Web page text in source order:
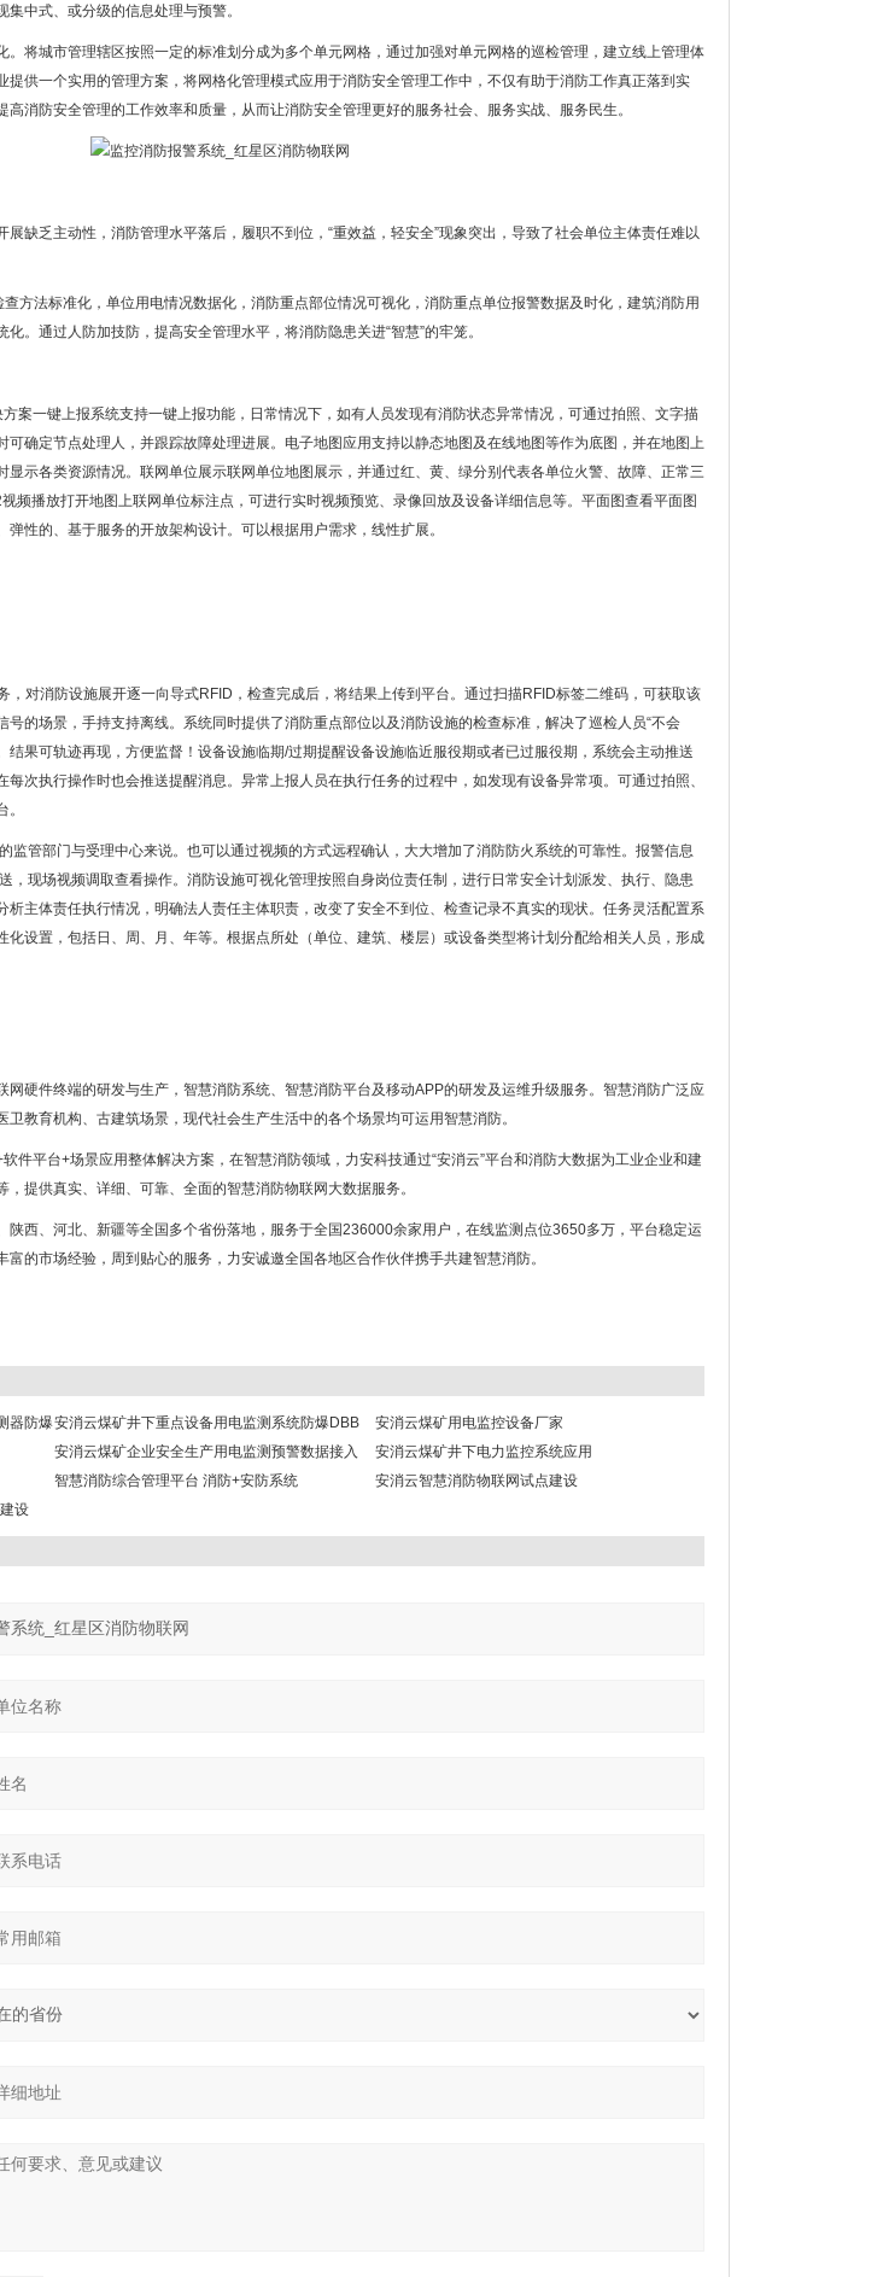
中式、或分级的信息处理与预警。
。将城市管理辖区按照一定的标准划分成为多个单元网格，通过加强对单元网格的巡检管理，建立线上管理体
提供一个实用的管理方案，将网格化管理模式应用于消防安全管理工作中，不仅有助于消防工作真正落到实
消防安全管理的工作效率和质量，从而让消防安全管理更好的服务社会、服务实战、服务民生。
展缺乏主动性，消防管理水平落后，履职不到位，“重效益，轻安全”现象突出，导致了社会单位主体责任难以
方法标准化，单位用电情况数据化，消防重点部位情况可视化，消防重点单位报警数据及时化，建筑消防用
。通过人防加技防，提高安全管理水平，将消防隐患关进“智慧”的牢笼。
方案一键上报系统支持一键上报功能，日常情况下，如有人员发现有消防状态异常情况，可通过拍照、文字描
可确定节点处理人，并跟踪故障处理进展。电子地图应用支持以静态地图及在线地图等作为底图，并在地图上
显示各类资源情况。联网单位展示联网单位地图展示，并通过红、黄、绿分别代表各单位火警、故障、正常三
频播放打开地图上联网单位标注点，可进行实时视频预览、录像回放及设备详细信息等。平面图查看平面图
性的、基于服务的开放架构设计。可以根据用户需求，线性扩展。
，对消防设施展开逐一向导式RFID，检查完成后，将结果上传到平台。通过扫描RFID标签二维码，可获取该
号的场景，手持支持离线。系统同时提供了消防重点部位以及消防设施的检查标准，解决了巡检人员“不会
结果可轨迹再现，方便监督！设备设施临期/过期提醒设备设施临近服役期或者已过服役期，系统会主动推送
次执行操作时也会推送提醒消息。异常上报人员在执行任务的过程中，如发现有设备异常项。可通过拍照、
监管部门与受理中心来说。也可以通过视频的方式远程确认，大大增加了消防防火系统的可靠性。报警信息
，现场视频调取查看操作。消防设施可视化管理按照自身岗位责任制，进行日常安全计划派发、执行、隐患
析主体责任执行情况，明确法人责任主体职责，改变了安全不到位、检查记录不真实的现状。任务灵活配置系
化设置，包括日、周、月、年等。根据点所处（单位、建筑、楼层）或设备类型将计划分配给相关人员，形成
网硬件终端的研发与生产，智慧消防系统、智慧消防平台及移动APP的研发及运维升级服务。智慧消防广泛应
教育机构、古建筑场景，现代社会生产生活中的各个场景均可运用智慧消防。
件平台+场景应用整体解决方案，在智慧消防领域，力安科技通过“安消云”平台和消防大数据为工业企业和建
提供真实、详细、可靠、全面的智慧消防物联网大数据服务。
陕西、河北、新疆等全国多个省份落地，服务于全国236000余家用户，在线监测点位3650多万，平台稳定运
的市场经验，周到贴心的服务，力安诚邀全国各地区合作伙伴携手共建智慧消防。
器防爆安消云煤矿井下重点设备用电监测系统防爆DBB
安消云煤矿用电监控设备厂家
安消云煤矿企业安全生产用电监测预警数据接入
安消云煤矿井下电力监控系统应用
智慧消防综合管理平台 消防+安防系统
安消云智慧消防物联网试点建设
设